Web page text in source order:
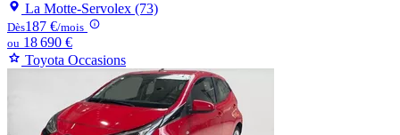
La Motte-Servolex (73)
Dès187 €/mois
ou 18 690 €
Toyota Occasions